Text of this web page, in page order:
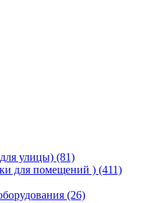
улицы) (81)
для помещений ) (411)
(26)